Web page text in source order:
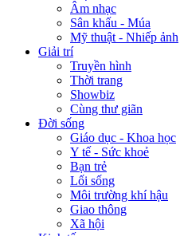
Âm nhạc
Sân khấu - Múa
Mỹ thuật - Nhiếp ảnh
Giải trí
Truyền hình
Thời trang
Showbiz
Cùng thư giãn
Đời sống
Giáo dục - Khoa học
Y tế - Sức khoẻ
Bạn trẻ
Lối sống
Môi trường khí hậu
Giao thông
Xã hội